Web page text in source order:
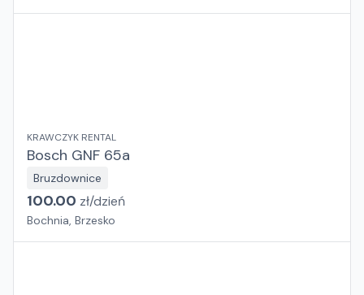
KRAWCZYK RENTAL
Bosch GNF 65a
Bruzdownice
100.00 zł/dzień
Bochnia, Brzesko